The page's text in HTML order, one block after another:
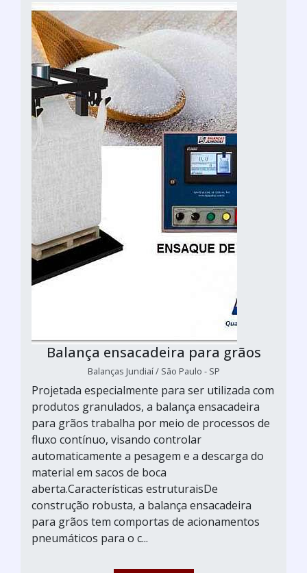
Balança ensacadeira para grãos
Balanças Jundiaí / São Paulo - SP
Projetada especialmente para ser utilizada com
produtos granulados, a balança ensacadeira
para grãos trabalha por meio de processos de
fluxo contínuo, visando controlar
automaticamente a pesagem e a descarga do
material em sacos de boca
aberta.Características estruturaisDe
construção robusta, a balança ensacadeira
para grãos tem comportas de acionamentos
pneumáticos para o c...